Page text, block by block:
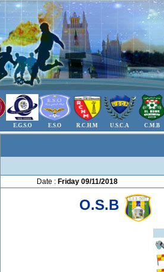
E.G.S.O E.S.O R.C.H.M U.S.C.A C.M.B
Date : Friday 09/11/2018
O.S.B